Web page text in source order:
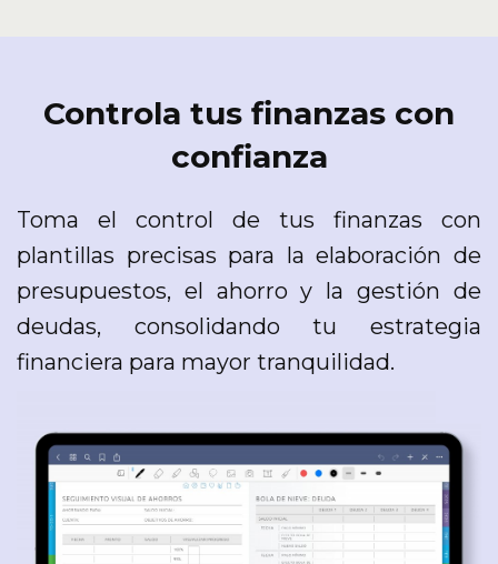
Controla tus finanzas con
confianza
Toma el control de tus finanzas con
plantillas precisas para la elaboración de
presupuestos, el ahorro y la gestión de
deudas, consolidando tu estrategia
financiera para mayor tranquilidad.